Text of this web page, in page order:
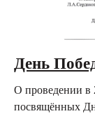
День
О проведении в
посвящённых